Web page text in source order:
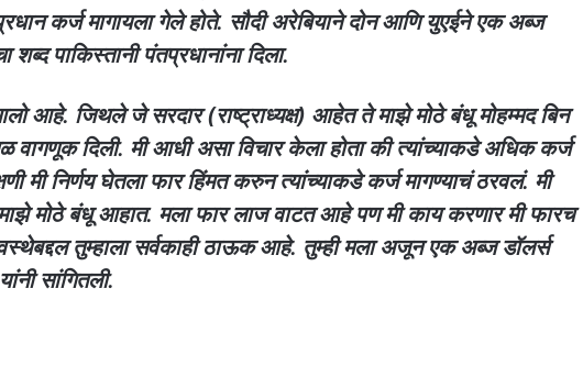
कर्ज मागायला गेले होते. सौदी अरेबियाने दोन आणि युएईने एक अब्ज
शब्द पाकिस्तानी पंतप्रधानांना दिला.
आहे. जिथले जे सरदार (राष्ट्राध्यक्ष) आहेत ते माझे मोठे बंधू मोहम्मद बिन
वागणूक दिली. मी आधी असा विचार केला होता की त्यांच्याकडे अधिक कर्ज
मी निर्णय घेतला फार हिंमत करुन त्यांच्याकडे कर्ज मागण्याचं ठरवलं. मी
माझे मोठे बंधू आहात. मला फार लाज वाटत आहे पण मी काय करणार मी फारच
तुम्हाला सर्वकाही ठाऊक आहे. तुम्ही मला अजून एक अब्ज डॉलर्स
सांगितली.